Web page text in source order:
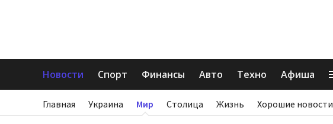
Новости Спорт Финансы Авто Техно Афиша
Главная Украина Мир Столица Жизнь Хорошие новости